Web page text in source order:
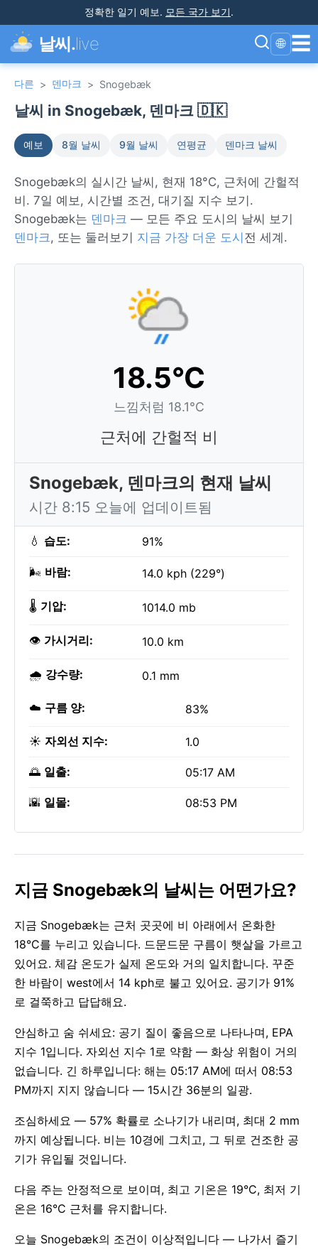
정확한 일기 예보. 모든 국가 보기.
날씨.live 🌐 ☰
다른 > 덴마크 > Snogebæk
날씨 in Snogebæk, 덴마크 🇩🇰
예보 8월 날씨 9월 날씨 연평균 덴마크 날씨
Snogebæk의 실시간 날씨, 현재 18°C, 근처에 간헐적
비. 7일 예보, 시간별 조건, 대기질 지수 보기.
Snogebæk는 덴마크 — 모든 주요 도시의 날씨 보기
덴마크, 또는 둘러보기 지금 가장 더운 도시 전 세계.
18.5°C
느낌처럼 18.1°C
근처에 간헐적 비
Snogebæk, 덴마크의 현재 날씨
시간 8:15 오늘에 업데이트됨
💧 습도: 91%
🌬️ 바람: 14.0 kph (229°)
🌡️ 기압: 1014.0 mb
👁️ 가시거리: 10.0 km
🌧️ 강수량: 0.1 mm
☁️ 구름 양: 83%
☀️ 자외선 지수: 1.0
🌅 일출: 05:17 AM
🌇 일몰: 08:53 PM
지금 Snogebæk의 날씨는 어떤가요?
지금 Snogebæk는 근처 곳곳에 비 아래에서 온화한
18°C를 누리고 있습니다. 드문드문 구름이 햇살을 가르고
있어요. 체감 온도가 실제 온도와 거의 일치합니다. 꾸준
한 바람이 west에서 14 kph로 불고 있어요. 공기가 91%
로 걸쭉하고 답답해요.
안심하고 숨 쉬세요: 공기 질이 좋음으로 나타나며, EPA
지수 1입니다. 자외선 지수 1로 약함 — 화상 위험이 거의
없습니다. 긴 하루입니다: 해는 05:17 AM에 떠서 08:53
PM까지 지지 않습니다 — 15시간 36분의 일광.
조심하세요 — 57% 확률로 소나기가 내리며, 최대 2 mm
까지 예상됩니다. 비는 10경에 그치고, 그 뒤로 건조한 공
기가 유입될 것입니다.
다음 주는 안정적으로 보이며, 최고 기온은 19°C, 최저 기
온은 16°C 근처를 유지합니다.
오늘 Snogebæk의 조건이 이상적입니다 — 나가서 즐기